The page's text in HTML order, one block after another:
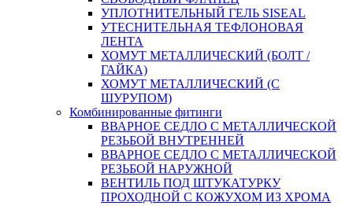
УПЛОТНИТЕЛЬНЫЙ ГЕЛЬ SISEAL
УТЕСНИТЕЛЬНАЯ ТЕФЛОНОВАЯ
ЛЕНТА
ХОМУТ МЕТАЛЛИЧЕСКИЙ (БОЛТ /
ГАЙКА)
ХОМУТ МЕТАЛЛИЧЕСКИЙ (С
ШУРУПОМ)
Комбинированные фитинги
ВВАРНОЕ СЕДЛО С МЕТАЛЛИЧЕСКОЙ
РЕЗЬБОЙ ВНУТРЕННЕЙ
ВВАРНОЕ СЕДЛО С МЕТАЛЛИЧЕСКОЙ
РЕЗЬБОЙ НАРУЖНОЙ
ВЕНТИЛЬ ПОД ШТУКАТУРКУ
ПРОХОДНОЙ С КОЖУХОМ ИЗ ХРОМА